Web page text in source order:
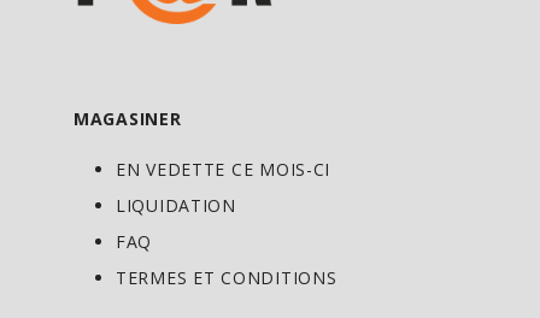
MAGASINER
EN VEDETTE CE MOIS-CI
LIQUIDATION
FAQ
TERMES ET CONDITIONS